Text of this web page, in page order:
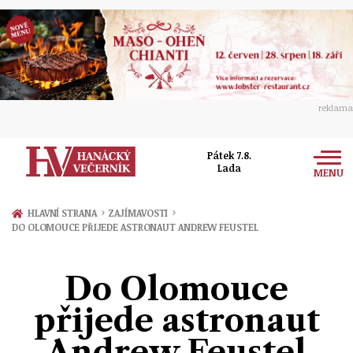
reklama
Pátek 7.8.
Lada
MENU
Zprávy
Přerov
Politika
Ekonomika
Kultura
Hudba
Společnost
Sport
HLAVNÍ STRANA › ZAJÍMAVOSTI ›
DO OLOMOUCE PŘIJEDE ASTRONAUT ANDREW FEUSTEL
Do Olomouce
přijede astronaut